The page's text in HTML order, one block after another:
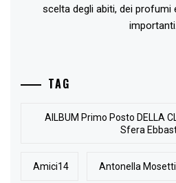
scelta degli abiti, dei profumi
TAG
AlLBUM Primo Posto DELLA
Sfera
Amici14 Antonella Mosetti